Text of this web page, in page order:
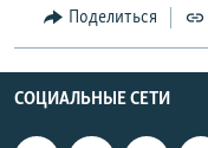
Поделиться
СОЦИАЛЬНЫЕ СЕТИ